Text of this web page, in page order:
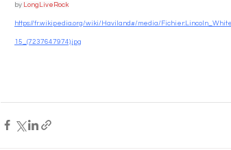
by LongLiveRock
https://fr.wikipedia.org/wiki/Haviland#/media/
15_(7237647974).jpg